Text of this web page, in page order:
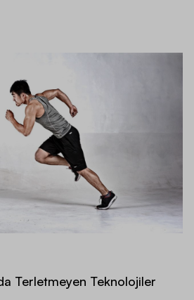
Terletmeyen Teknolojiler